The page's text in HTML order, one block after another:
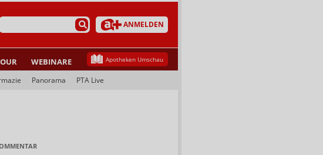
ANMELDEN
WEBINARE Apotheken Umschau
Panorama PTA Live